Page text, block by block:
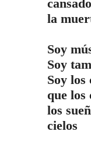
la
Soy
Soy
Soy los
que los
los
cielos